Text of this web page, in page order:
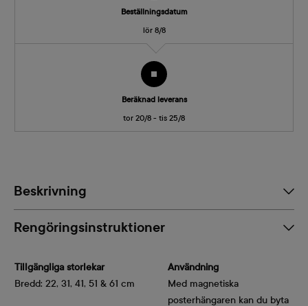
Beställningsdatum
lör 8/8
Beräknad leverans
tor 20/8 - tis 25/8
Beskrivning
Rengöringsinstruktioner
Tillgängliga storlekar
Bredd: 22, 31, 41, 51 & 61 cm
Användning
Med magnetiska
posterhängaren kan du byta